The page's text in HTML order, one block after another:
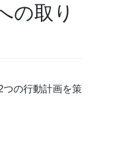
の取り
つの行動計画を策